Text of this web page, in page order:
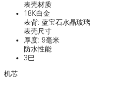
表壳材质
18K白金
表背: 蓝宝石水晶玻璃
表壳尺寸
厚度: 9毫米
防水性能
3巴
机芯